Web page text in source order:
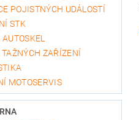
POJISTNÝCH UDÁLOSTÍ
STK
TAŽNÝCH ZAŘÍZENÍ
MOTOSERVIS